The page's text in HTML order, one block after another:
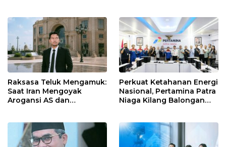
Raksasa Teluk Mengamuk:
Saat Iran Mengoyak
Arogansi AS dan
Perkuat Ketahanan Energi
Nasional, Pertamina Patra
Niaga Kilang Balongan